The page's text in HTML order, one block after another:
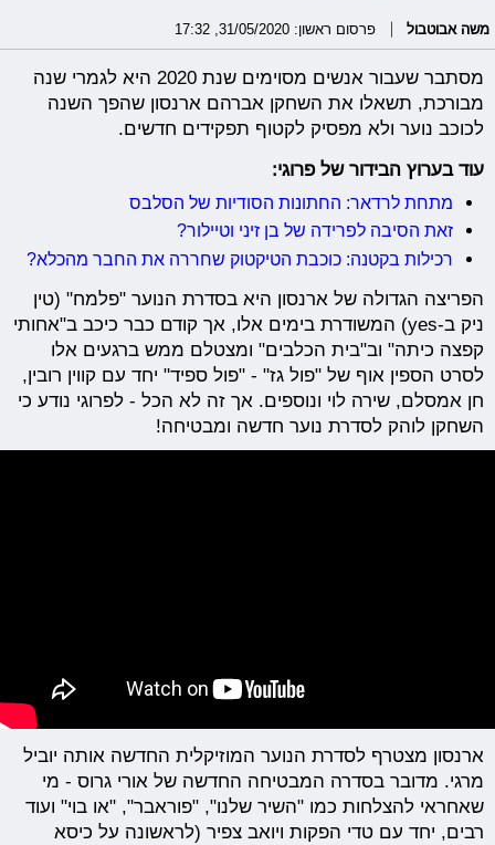
משה אבוטבול פרסום ראשון: 31/05/2020, 17:32
מסתבר שעבור אנשים מסוימים שנת 2020 היא לגמרי שנה
מבורכת, תשאלו את השחקן אברהם ארנסון שהפך השנה
לכוכב נוער ולא מפסיק לקטוף תפקידים חדשים.
עוד בערוץ הבידור של פרוגי:
מתחת לרדאר: החתונות הסודיות של הסלבס
זאת הסיבה לפרידה של בן זיני וטיילור?
רכילות בקטנה: כוכבת הטיקטוק שחררה את החבר מהכלא?
הפריצה הגדולה של ארנסון היא בסדרת הנוער "פלמח" (טין
ניק ב-yes) המשודרת בימים אלו, אך קודם כבר כיכב ב"אחותי
קפצה כיתה" וב"בית הכלבים" ומצטלם ממש ברגעים אלו
לסרט הספין אוף של "פול גז" - "פול ספיד" יחד עם קווין רובין,
חן אמסלם, שירה לוי ונוספים. אך זה לא הכל - לפרוגי נודע כי
השחקן לוהק לסדרת נוער חדשה ומבטיחה!
ארנסון מצטרף לסדרת הנוער המוזיקלית החדשה אותה יוביל
מרגי. מדובר בסדרה המבטיחה החדשה של אורי גרוס - מי
שאחראי להצלחות כמו "השיר שלנו", "פוראבר", "או בוי" ועוד
רבים, יחד עם טדי הפקות ויואב צפיר (לראשונה על כיסא